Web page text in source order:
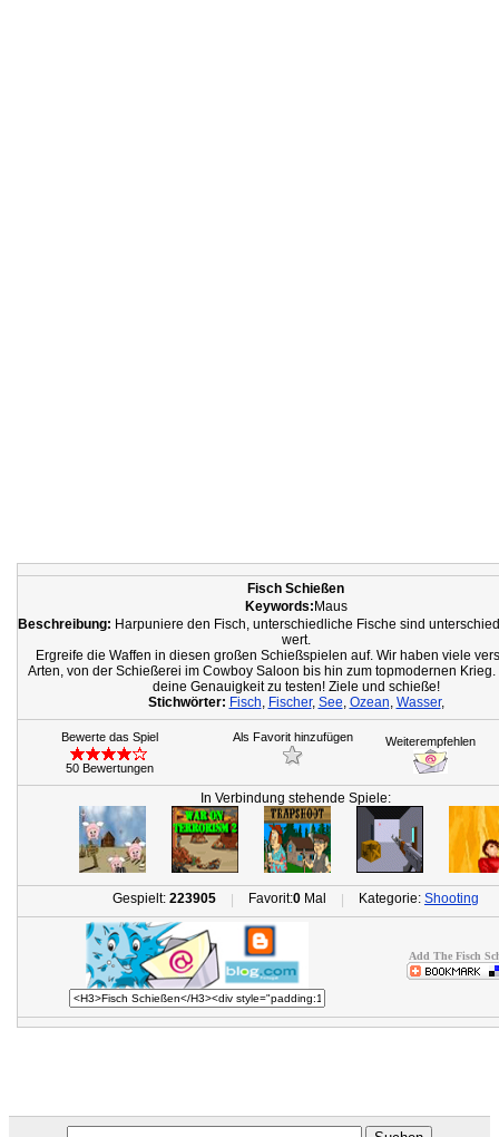
Fisch Schießen
Keywords: Maus
Beschreibung: Harpuniere den Fisch, unterschiedliche Fische sind
wert.
Ergreife die Waffen in diesen großen Schießspielen auf. Wir haben viele
Arten, von der Schießerei im Cowboy Saloon bis hin zum topmodernen
deine Genauigkeit zu testen! Ziele und schieße!
Stichwörter: Fisch, Fischer, See, Ozean, Wasser,
Bewerte das Spiel
50 Bewertungen
Als Favorit hinzufügen Weiterempfehlen
In Verbindung stehende Spiele:
Gespielt: 223905 | Favorit:0 Mal | Kategorie: Shooting
Add The Fisch